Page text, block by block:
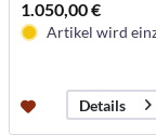
1.050,00 €
Artikel wird
Details